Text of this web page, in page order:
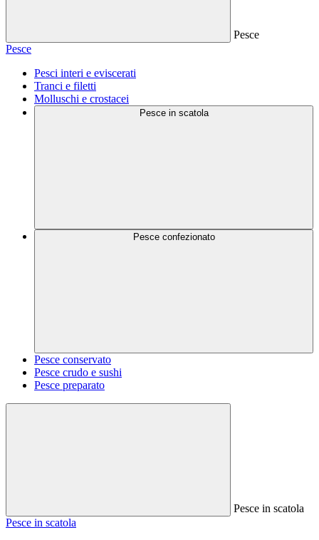
Pesce
Pesce
Pesci interi e eviscerati
Tranci e filetti
Molluschi e crostacei
Pesce in scatola
Pesce confezionato
Pesce conservato
Pesce crudo e sushi
Pesce preparato
Pesce in scatola
Pesce in scatola